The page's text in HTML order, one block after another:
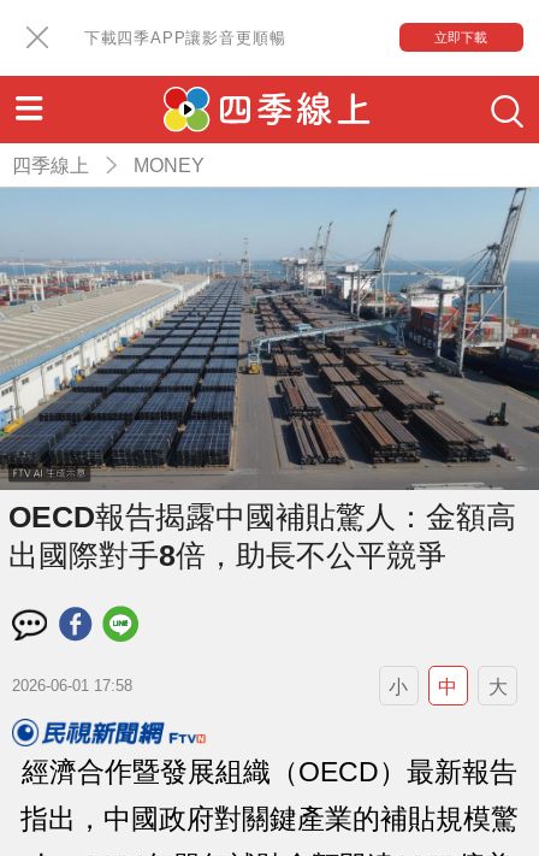
下載四季APP讓影音更順暢 立即下載
四季線上 MONEY
OECD報告揭露中國補貼驚人：金額高
出國際對手8倍，助長不公平競爭
2026-06-01 17:58 小 中 大
經濟合作暨發展組織（OECD）最新報告
指出，中國政府對關鍵產業的補貼規模驚